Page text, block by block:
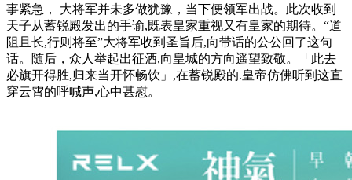
事紧急， 大将军并未多做犹豫，当下便领军出战。此次收到
天子从蓄锐殿发出的手谕,既表皇家重视又有皇家的期待。“道
阻且长,行则将至”大将军收到圣旨后,向带话的公公回了这句
话。随后，众人举起出征酒,向皇城的方向遥望致敬。「此去
必旗开得胜,归来当开怀畅饮」,在蓄锐殿的.皇帝仿佛听到这直
穿云霄的呼喊声,心中甚慰。